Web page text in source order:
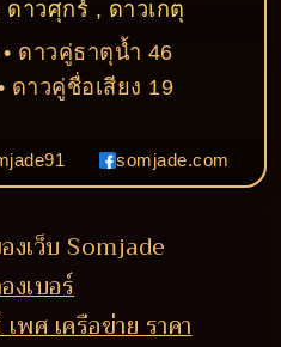
ดาวศุกร์ , ดาวเกตุ
ดาวคู่ธาตุน้ำ 46
ดาวคู่ชื่อเสียง 19
somjade.com
งเว็บ Somjade
งเบอร์
เพศ เครือข่าย ราคา